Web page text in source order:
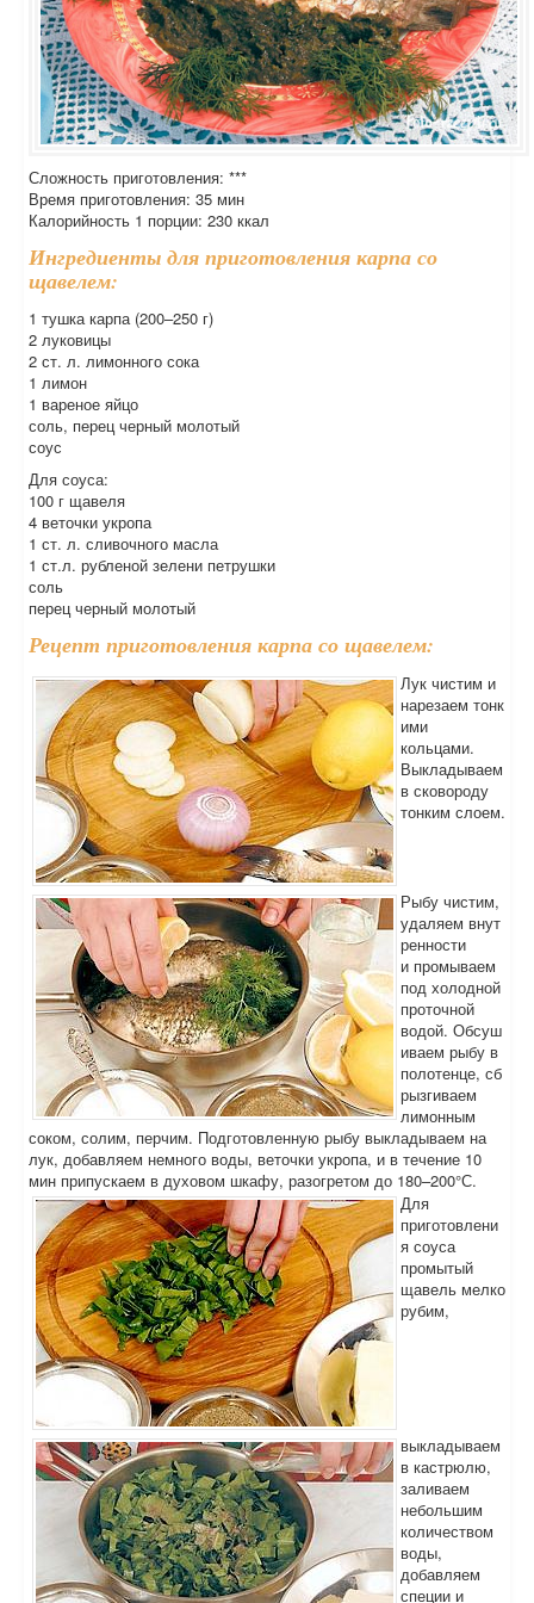
Сложность приготовления: ***
Время приготовления: 35 мин
Калорийность 1 порции: 230 ккал
Ингредиенты для приготовления карпа со
щавелем:
1 тушка карпа (200–250 г)
2 луковицы
2 ст. л. лимонного сока
1 лимон
1 вареное яйцо
соль, перец черный молотый
соус
Для соуса:
100 г щавеля
4 веточки укропа
1 ст. л. сливочного масла
1 ст.л. рубленой зелени петрушки
соль
перец черный молотый
Рецепт приготовления карпа со щавелем:
Лук чистим и
нарезаем тонк
ими
кольцами.
Выкладываем
в сковороду
тонким слоем.
Рыбу чистим,
удаляем внут
ренности
и промываем
под холодной
проточной
водой. Обсуш
иваем рыбу в
полотенце, сб
рызгиваем
лимонным
соком, солим, перчим. Подготовленную рыбу выкладываем на
лук, добавляем немного воды, веточки укропа, и в течение 10
мин припускаем в духовом шкафу, разогретом до 180–200°С.
Для
приготовлени
я соуса
промытый
щавель мелко
рубим,
выкладываем
в кастрюлю,
заливаем
небольшим
количеством
воды,
добавляем
специи и